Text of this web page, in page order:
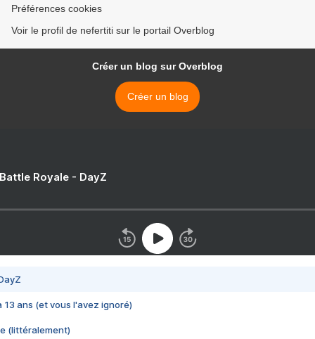
Préférences cookies
Voir le profil de nefertiti sur le portail Overblog
Créer un blog sur Overblog
Créer un blog
Royale - DayZ
13 ans (et vous l'avez ignoré)
(littéralement)